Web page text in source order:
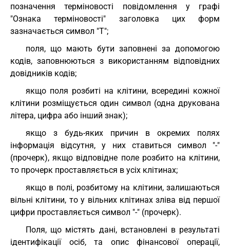
позначення терміновості повідомлення у графі
"Ознака терміновості" заголовка цих форм
зазначається символ "Т";
поля, що мають бути заповнені за допомогою
кодів, заповнюються з використанням відповідних
довідників кодів;
якщо поля розбиті на клітини, всередині кожної
клітини розміщується один символ (одна друкована
літера, цифра або інший знак);
якщо з будь-яких причин в окремих полях
інформація відсутня, у них ставиться символ "-"
(прочерк), якщо відповідне поле розбито на клітини,
то прочерк проставляється в усіх клітинах;
якщо в полі, розбитому на клітини, залишаються
вільні клітини, то у вільних клітинах зліва від першої
цифри проставляється символ "-" (прочерк).
Поля, що містять дані, встановлені в результаті
ідентифікації осіб, та опис фінансової операції,